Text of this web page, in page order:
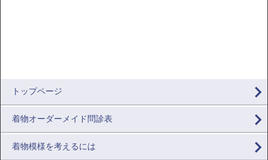
トップページ
着物オーダーメイド問診表
着物模様を考えるには